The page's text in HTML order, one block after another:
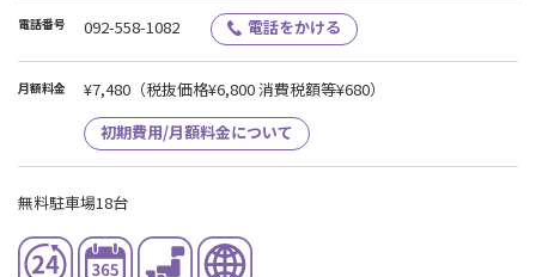
電話番号 092-558-1082 電話をかける
月額料金 ¥7,480 （税抜価格¥6,800 消費税額等¥680）
初期費用/月額料金について
無料駐車場18台